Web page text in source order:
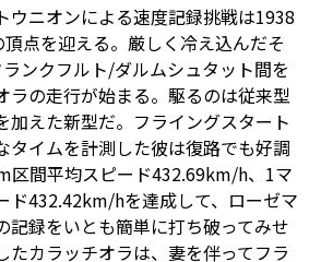
ウニオンによる速度記録挑戦は1938
点を迎える。厳しく冷え込んだそ
ンクフルト/ダルムシュタット間を
ラの走行が始まる。駆るのは従来型
加えた新型だ。フライングスタート
タイムを計測した彼は復路でも好調
区間平均スピード432.69km/h、1マ
ド432.42km/hを達成して、ローゼマ
記録をいとも簡単に打ち破ってみせ
たカラッチオラは、妻を伴ってフラ